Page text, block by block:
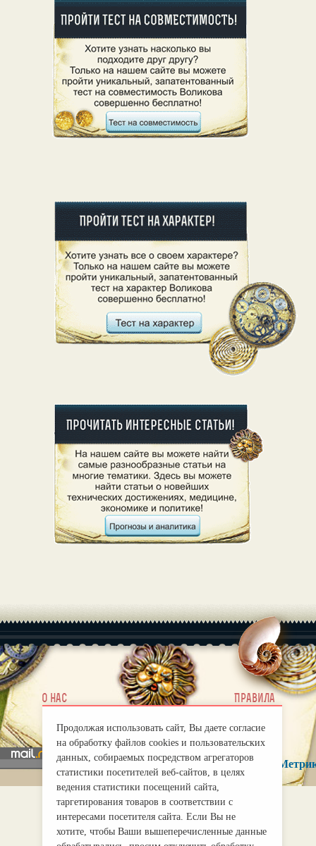
О нас |
Правила
Продолжая использовать сайт, Вы даете согласие
на обработку файлов cookies и пользовательских
данных, собираемых посредством агрегаторов
статистики посетителей веб-сайтов, в целях
ведения статистики посещений сайта,
таргетирования товаров в соответствии с
интересами посетителя сайта. Если Вы не
хотите, чтобы Ваши вышеперечисленные данные